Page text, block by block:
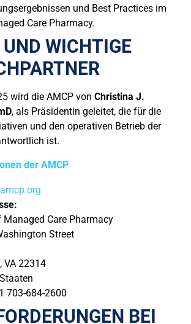
und Best Practices im
Care Pharmacy.
WICHTIGE
wird die AMCP von Christina J.
, als Präsidentin geleitet, die für die
und den operativen Betrieb der
ist.
der AMCP
amcp.org
Care Pharmacy
Street
VA 22314
703-684-2600
BEI